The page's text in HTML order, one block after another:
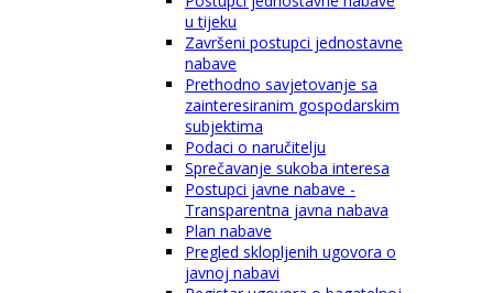
u tijeku
Završeni postupci jednostavne
nabave
Prethodno savjetovanje sa
zainteresiranim gospodarskim
subjektima
Podaci o naručitelju
Sprečavanje sukoba interesa
Postupci javne nabave -
Transparentna javna nabava
Plan nabave
Pregled sklopljenih ugovora o
javnoj nabavi